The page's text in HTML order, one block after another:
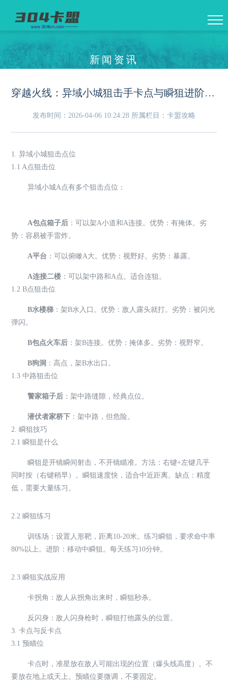
新闻资讯
穿越火线：异域小城狙击手卡点与瞬狙进阶教学
发布时间：2026-04-06 10:24:28 所属栏目：卡盟攻略
1. 异域小城狙击点位
1.1 A点狙击位
异域小城A点有多个狙击点位：
A包点箱子后 ：可以架A小道和A连接。优势：有掩体。劣
势：容易被手雷炸。
A平台 ：可以俯瞰A大。优势：视野好。劣势：暴露。
A连接二楼 ：可以架中路和A点。适合连狙。
1.2 B点狙击位
B水楼梯 ：架B水入口。优势：敌人露头就打。劣势：被闪光
弹闪。
B包点火车后 ：架B连接。优势：掩体多。劣势：视野窄。
B狗洞 ：高点，架B水出口。
1.3 中路狙击位
警家箱子后 ：架中路缝隙，经典点位。
潜伏者家桥下 ：架中路，但危险。
2. 瞬狙技巧
2.1 瞬狙是什么
瞬狙是开镜瞬间射击，不开镜瞄准。方法：右键+左键几乎
同时按（右键稍早）。瞬狙速度快，适合中近距离。缺点：精度
低，需要大量练习。
2.2 瞬狙练习
训练场：设置人形靶，距离10-20米。练习瞬狙，要求命中率
80%以上。进阶：移动中瞬狙。每天练习10分钟。
2.3 瞬狙实战应用
卡拐角：敌人从拐角出来时，瞬狙秒杀。
反闪身：敌人闪身枪时，瞬狙打他露头的位置。
3. 卡点与反卡点
3.1 预瞄位
卡点时，准星放在敌人可能出现的位置（爆头线高度）。不
要放在地上或天上。预瞄位要微调，不要固定。